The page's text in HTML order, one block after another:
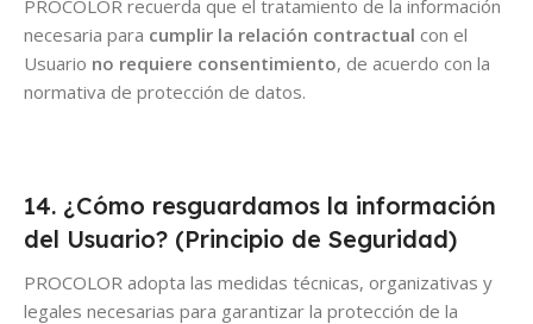
PROCOLOR recuerda que el tratamiento de la información
necesaria para cumplir la relación contractual con el
Usuario no requiere consentimiento, de acuerdo con la
normativa de protección de datos.
14. ¿Cómo resguardamos la información
del Usuario? (Principio de Seguridad)
PROCOLOR adopta las medidas técnicas, organizativas y
legales necesarias para garantizar la protección de la